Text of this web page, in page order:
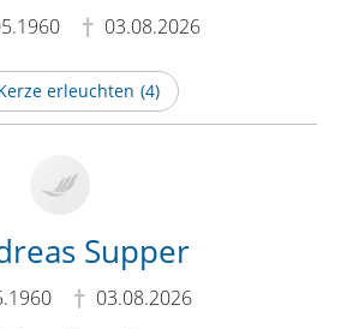
03.08.2026
erleuchten (4)
Supper
03.08.2026